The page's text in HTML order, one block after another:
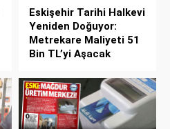
Eskişehir Tarihi Halkevi
Yeniden Doğuyor:
Metrekare Maliyeti 51
Bin TL’yi Aşacak